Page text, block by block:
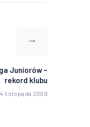
Juniorów –
rekord klubu
listopada 2009